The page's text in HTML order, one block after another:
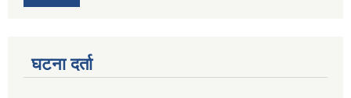
घटना दर्ता